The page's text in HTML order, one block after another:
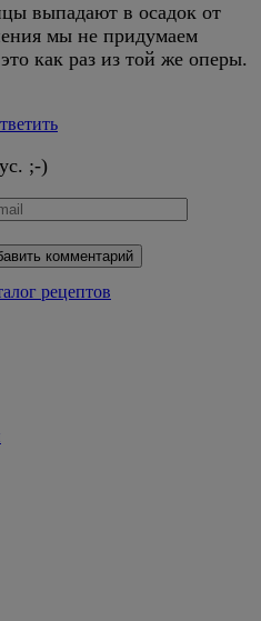
выпадают в осадок от
мы не придумаем
как раз из той же оперы.
;-)
комментарий
рецептов